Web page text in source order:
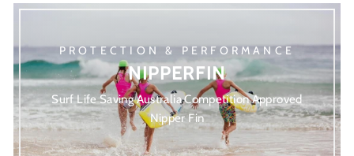
PROTECTION & PERFORMANCE
NIPPERFIN
Surf Life Saving Australia Competition Approved
Nipper Fin